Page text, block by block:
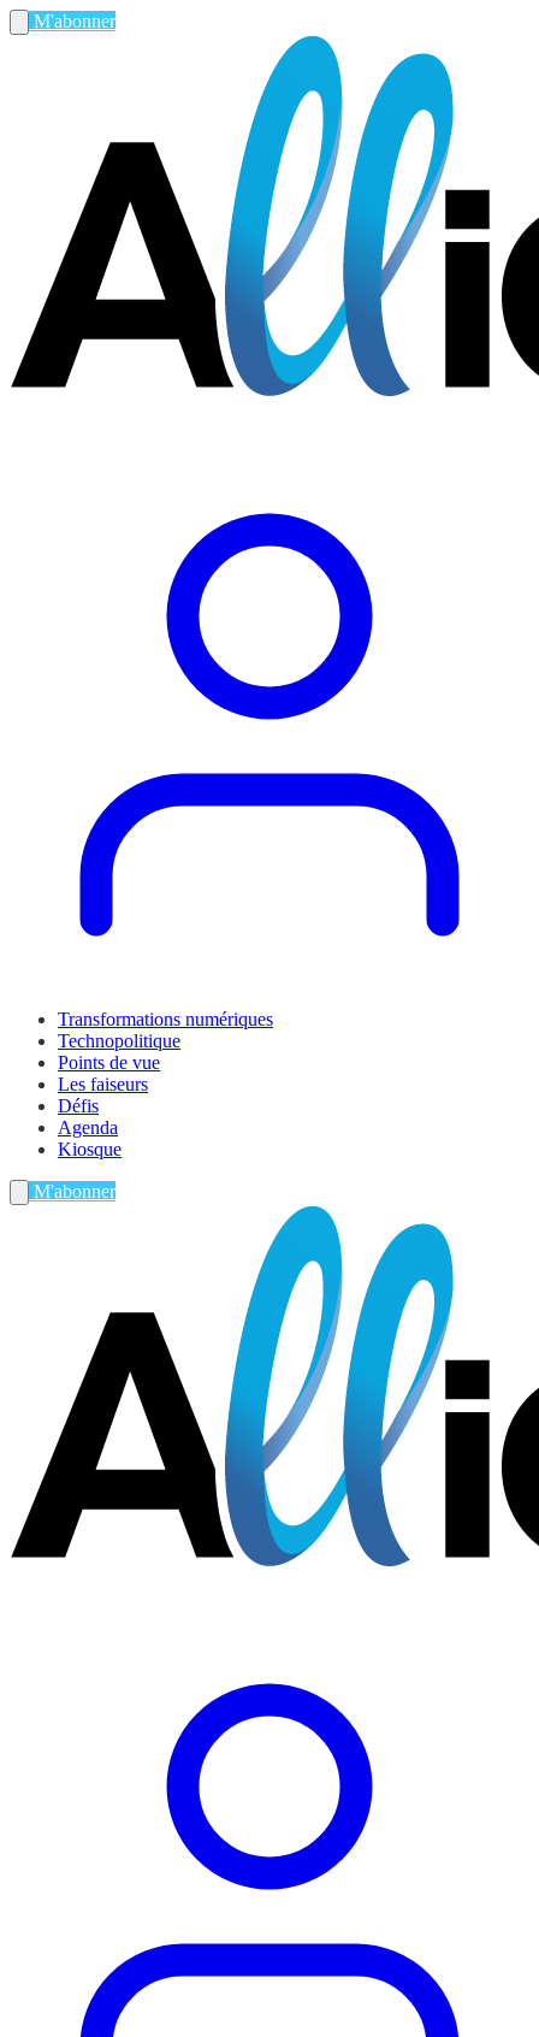
M'abonner
Transformations numériques
Technopolitique
Points de vue
Les faiseurs
Défis
Agenda
Kiosque
M'abonner